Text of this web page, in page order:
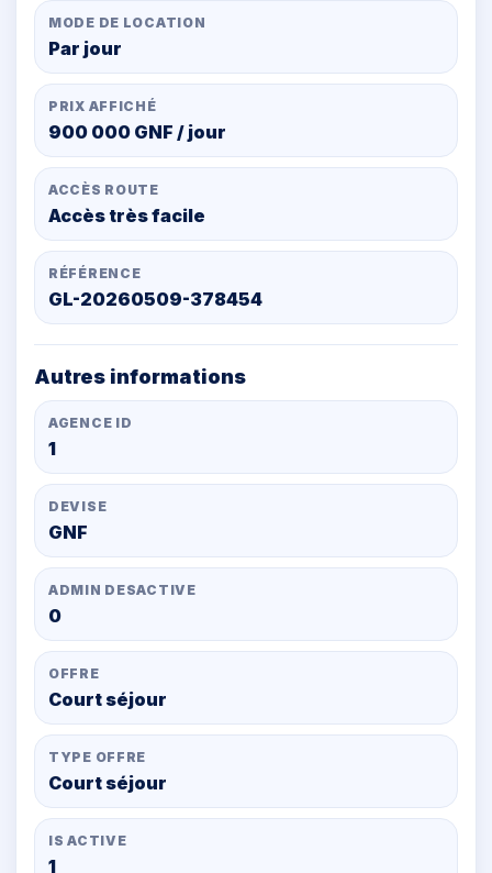
MODE DE LOCATION
Par jour
PRIX AFFICHÉ
900 000 GNF / jour
ACCÈS ROUTE
Accès très facile
RÉFÉRENCE
GL-20260509-378454
Autres informations
AGENCE ID
1
DEVISE
GNF
ADMIN DESACTIVE
0
OFFRE
Court séjour
TYPE OFFRE
Court séjour
IS ACTIVE
1